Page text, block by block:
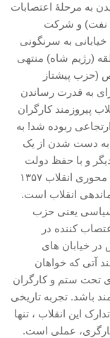
رسیدن به مرحلۀ اعتصابات
نفت) و شرکت
به سرنگونی
(رژیم شاه) منتهی
(حزب پیشتاز
به قدرت رساندن
پیروزمند کارگران
ربوده شد! به
منجر به دست به دست شدن از یک
و با حفظ دولت
سرمایه داری شد. در نتیجه، یکی از درس های محوری انقلاب ۱۳۵۷
انقلاب است.
سیاسی یعنی حزب
کننده در
خیابان های
آتی که خواهان
تحت ستم و کارگران
باشد. تجربه تاریخی
و تدارک این انقلاب ، تنها
عملی است.